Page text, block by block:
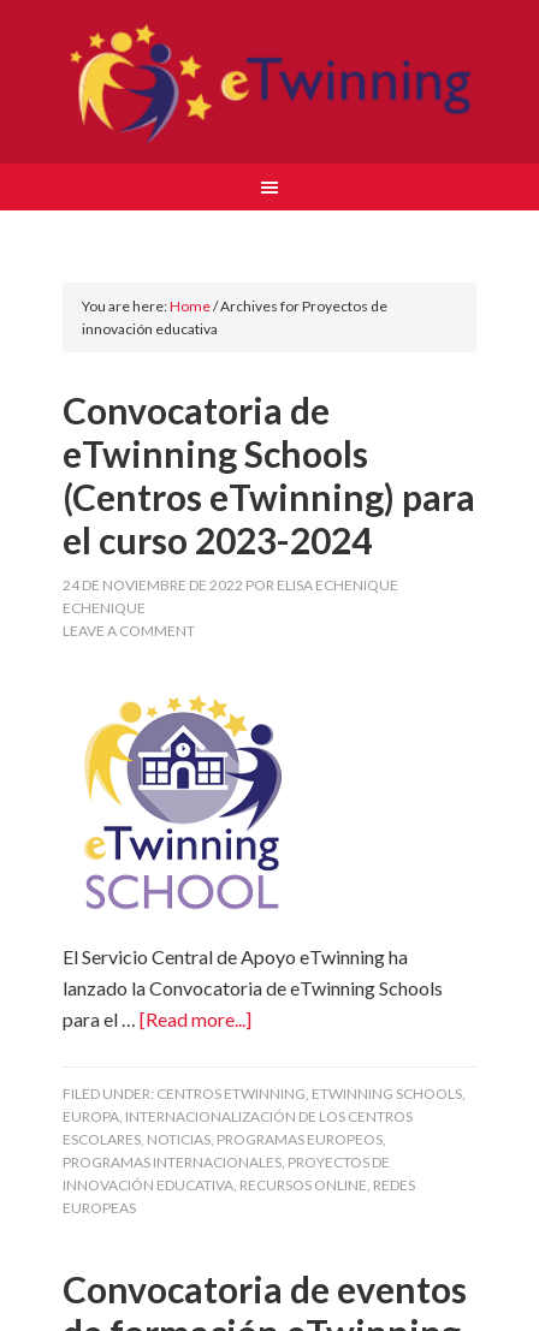
You are here:Home/Archives for Proyectos de
innovación educativa
Convocatoria de
eTwinning Schools
(Centros eTwinning) para
el curso 2023-2024
24 DE NOVIEMBRE DE 2022 POR ELISA ECHENIQUE
ECHENIQUE
LEAVE A COMMENT
El Servicio Central de Apoyo eTwinning ha
lanzado la Convocatoria de eTwinning Schools
para el …[Read more...]
FILED UNDER: CENTROS ETWINNING, ETWINNING SCHOOLS,
EUROPA, INTERNACIONALIZACIÓN DE LOS CENTROS
ESCOLARES, NOTICIAS, PROGRAMAS EUROPEOS,
PROGRAMAS INTERNACIONALES, PROYECTOS DE
INNOVACIÓN EDUCATIVA, RECURSOS ONLINE, REDES
EUROPEAS
Convocatoria de eventos